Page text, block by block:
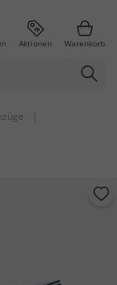
Aktionen Warenkorb
|